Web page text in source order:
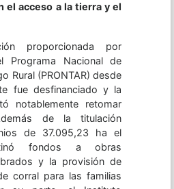
el acceso a la tierra y el
proporcionada por
Programa Nacional de
Rural (PRONTAR) desde
fue desfinanciado y la
notablemente retomar
de la titulación
de 37.095,23 ha el
fondos a obras
y la provisión de
corral para las familias